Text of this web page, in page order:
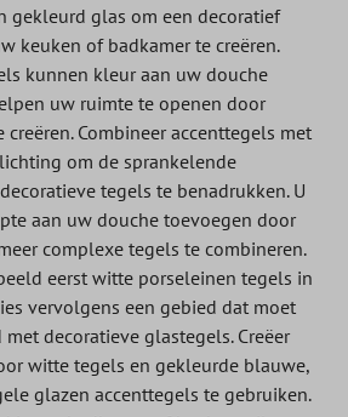
gekleurd glas om een decoratief
keuken of badkamer te creëren.
kunnen kleur aan uw douche
uw ruimte te openen door
Combineer accenttegels met
om de sprankelende
tegels te benadrukken. U
aan uw douche toevoegen door
complexe tegels te combineren.
eerst witte porseleinen tegels in
vervolgens een gebied dat moet
decoratieve glastegels. Creëer
witte tegels en gekleurde blauwe,
glazen accenttegels te gebruiken.